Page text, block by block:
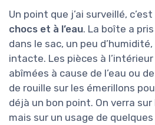
Un point que j’ai surveillé, c’est
chocs et à l’eau. La boîte a
dans le sac, un peu
intacte. Les pièces à
abîmées à cause de l’eau ou
de rouille sur les émerillons
déjà un bon point. On verra
mais sur un usage de quelques